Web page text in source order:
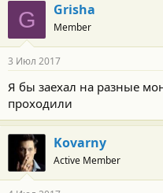
G Grisha
Member
3 Июл 2017
Я бы заехал на разные
проходили
Kovarny
Active Member